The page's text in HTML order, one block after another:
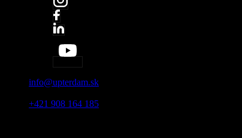
info@upterdam.sk
+421 908 164 185